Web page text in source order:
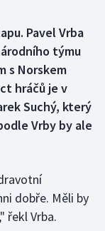
Pavel Vrba
týmu
s Norskem
hráčů je v
Suchý, který
Vrby by ale
dobře. Měli by
řekl Vrba.